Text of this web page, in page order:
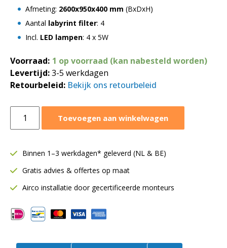
Afmeting: 2600x950x400 mm (BxDxH)
Aantal labyrint filter: 4
Incl. LED lampen: 4 x 5W
Voorraad: 1 op voorraad (kan nabesteld worden)
Levertijd:3-5 werkdagen
Retourbeleid: Bekijk ons retourbeleid
schuinmodel
mm
Inclusief
LED
aantal
Toevoegen aan winkelwagen
Binnen 1–3 werkdagen* geleverd (NL & BE)
Gratis advies & offertes op maat
Airco installatie door gecertificeerde monteurs